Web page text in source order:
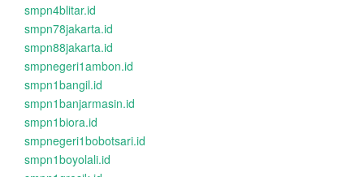
smpn4blitar.id
smpn78jakarta.id
smpn88jakarta.id
smpnegeri1ambon.id
smpn1bangil.id
smpn1banjarmasin.id
smpn1biora.id
smpnegeri1bobotsari.id
smpn1boyolali.id